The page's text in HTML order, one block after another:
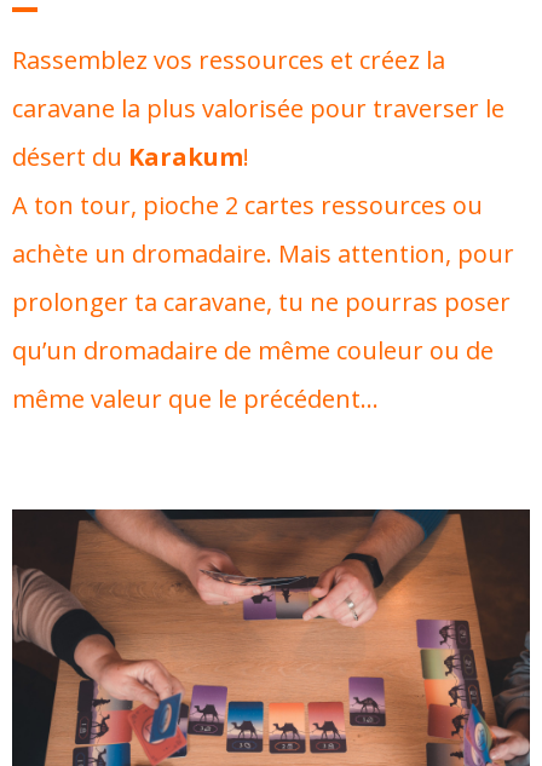
Rassemblez vos ressources et créez la
caravane la plus valorisée pour traverser le
désert du Karakum!
A ton tour, pioche 2 cartes ressources ou
achète un dromadaire. Mais attention, pour
prolonger ta caravane, tu ne pourras poser
qu’un dromadaire de même couleur ou de
même valeur que le précédent…